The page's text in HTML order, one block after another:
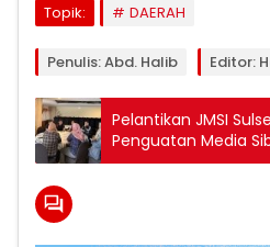
Topik:
DAERAH
Penulis: Abd. Halib Editor:
Pelantikan JMSI
Penguatan Media